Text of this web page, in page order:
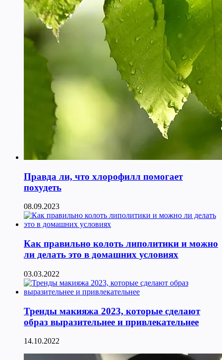
Правда ли, что хлорофилл помогает
похудеть
08.09.2023
Как правильно колоть липолитики и можно
ли делать это в домашних условиях
03.03.2022
Тренды макияжа 2023, которые сделают
образ выразительнее и привлекательнее
14.10.2022